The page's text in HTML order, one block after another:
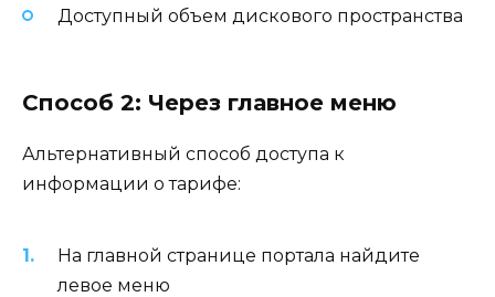
Доступный объем дискового пространства
Способ 2: Через главное меню
Альтернативный способ доступа к
информации о тарифе:
На главной странице портала найдите
левое меню